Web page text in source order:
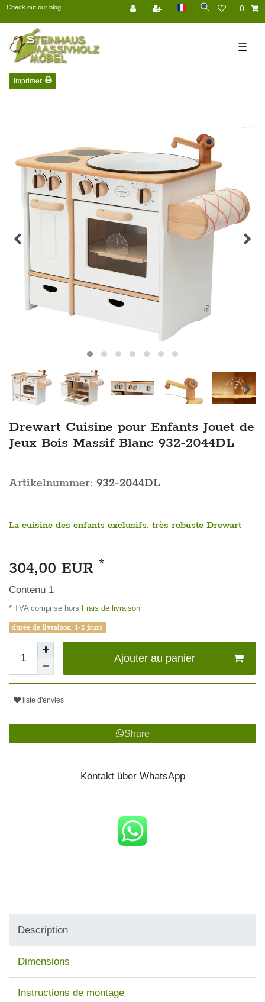
Check out our blog 0
☰
Imprimer
Drewart Cuisine pour Enfants Jouet de
Jeux Bois Massif Blanc 932-2044DL
Artikelnummer: 932-2044DL
La cuisine des enfants exclusifs, très robuste Drewart
304,00 EUR *
Contenu 1
* TVA comprise hors Frais de livraison
durée de livraison: 1-2 jours
Ajouter au panier
liste d'envies
Share
Kontakt über WhatsApp
Description
Dimensions
Instructions de montage